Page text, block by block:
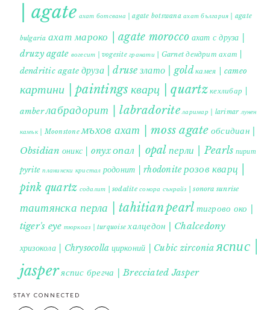
| agate ахат ботсвана | agate botswana ахат българия | agate
bulgaria ахат мароко | agate morocco ахат с друза |
druzy agate вогесит | vogesite гранати | Garnet дендрит ахат |
dendritic agate друза | druse злато | gold камея | cameo
картини | paintings кварц | quartzкехлибар |
amberлабрадорит | labradorite ларимар | larimar лунен
камък | Moonstone мъхов ахат | moss agate обсидиан |
Obsidian оникс | onyxопал | opal перли | Pearls пирит |
pyrite планински кристал родонит | rhodonite розов кварц |
pink quartz содалит | sodalite сонора сънрайз | sonora sunrise
таитянска перла | tahitian pearl тигрово око |
tiger's eye тюркоаз | turquoise халцедон | Chalcedony
хризокола | Chrysocolla цирконий | Cubic zirconia яспис |
jasperяспис брегча | Brecciated Jasper
STAY CONNECTED